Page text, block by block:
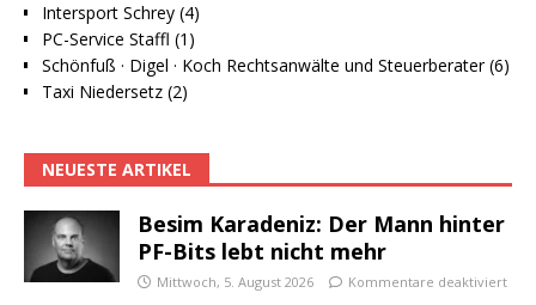
Intersport Schrey (4)
PC-Service Staffl (1)
Schönfuß · Digel · Koch Rechtsanwälte und Steuerberater (6)
Taxi Niedersetz (2)
NEUESTE ARTIKEL
Besim Karadeniz: Der Mann hinter
PF-Bits lebt nicht mehr
Mittwoch, 5. August 2026 Kommentare deaktiviert